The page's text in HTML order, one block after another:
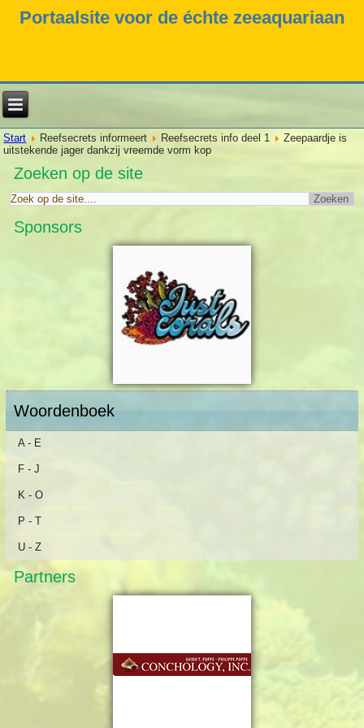
Portaalsite voor de échte zeeaquariaan
Start Reefsecrets informeert Reefsecrets info deel 1
Zeepaardje is
uitstekende jager dankzij vreemde vorm kop
Zoeken op de site
Sponsors
Woordenboek
A - E
F - J
K - O
P - T
U - Z
Partners